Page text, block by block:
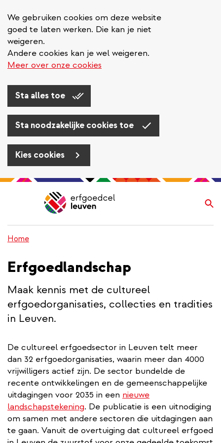
We gebruiken cookies om deze website
goed te laten werken. Die kan je niet
weigeren.
Andere cookies kan je wel weigeren.
Meer over onze cookies
Sta alles toe
Sta noodzakelijke cookies toe
Kies cookies
Overslaan
gaan
Navigatie
wisselen
Home
Erfgoedlandschap
Maak kennis met de cultureel
erfgoedorganisaties, collecties en tradities
in Leuven.
De cultureel erfgoedsector in Leuven telt meer
dan 32 erfgoedorganisaties, waarin meer dan 4000
vrijwilligers actief zijn. De sector bundelde de
recente ontwikkelingen en de gemeenschappelijke
uitdagingen voor 2035 in een nieuwe
landschapstekening. De publicatie is een uitnodiging
om samen met andere sectoren die uitdagingen aan
te gaan. Vanuit de overtuiging dat cultureel erfgoed